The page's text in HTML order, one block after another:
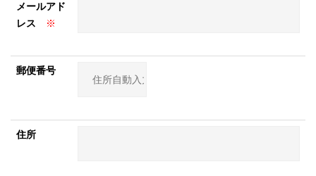
メールアド
レス
※
郵便番号
住所